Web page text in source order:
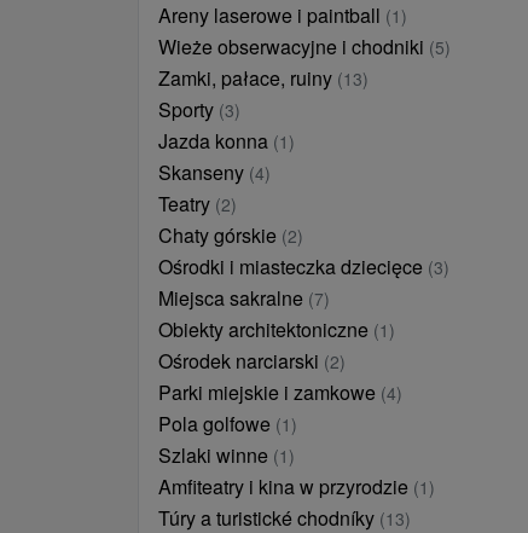
Areny laserowe i paintball (1)
Wieże obserwacyjne i chodniki (5)
Zamki, pałace, ruiny (13)
Sporty (3)
Jazda konna (1)
Skanseny (4)
Teatry (2)
Chaty górskie (2)
Ośrodki i miasteczka dziecięce (3)
Miejsca sakralne (7)
Obiekty architektoniczne (1)
Ośrodek narciarski (2)
Parki miejskie i zamkowe (4)
Pola golfowe (1)
Szlaki winne (1)
Amfiteatry i kina w przyrodzie (1)
Túry a turistické chodníky (13)